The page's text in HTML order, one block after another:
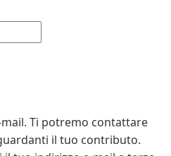
Ti potremo contattare
il tuo contributo.